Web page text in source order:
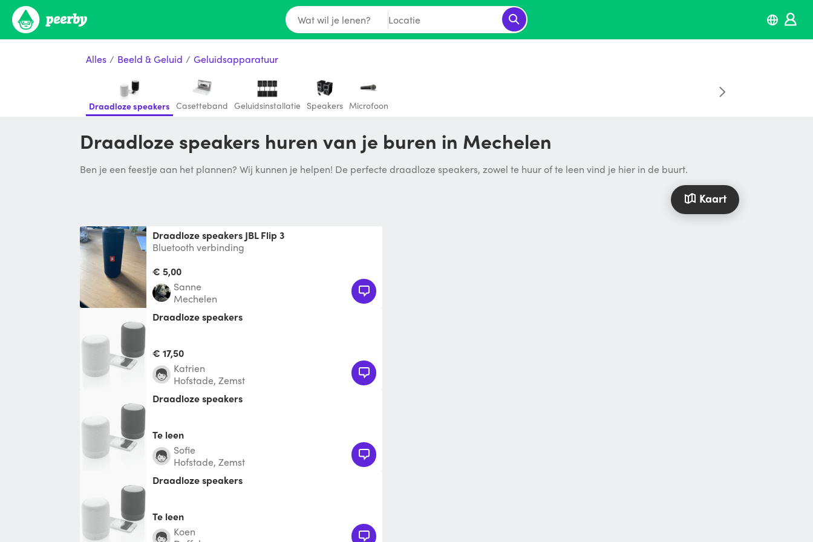
Wat wil je lenen? Locatie
Alles / Beeld & Geluid / Geluidsapparatuur
Draadloze speakers Casetteband Geluidsinstallatie Speakers Microfoon
Draadloze speakers huren van je buren in Mechelen
Ben je een feestje aan het plannen? Wij kunnen je helpen! De perfecte draadloze speakers, zowel te huur of te leen vind je hier in de buurt.
Kaart
Draadloze speakers JBL Flip 3
Bluetooth verbinding
€ 5,00
Sanne
Mechelen
Draadloze speakers
€ 17,50
Katrien
Hofstade, Zemst
Draadloze speakers
Te leen
Sofie
Hofstade, Zemst
Draadloze speakers
Te leen
Koen